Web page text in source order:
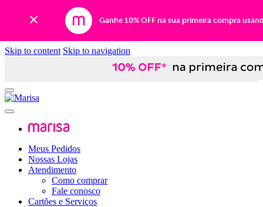
Ganhe 10% OFF na sua primeira compra
Skip to content Skip to navigation
Meus Pedidos
Nossas Lojas
Atendimento
Como comprar
Fale conosco
Cartões e Serviços